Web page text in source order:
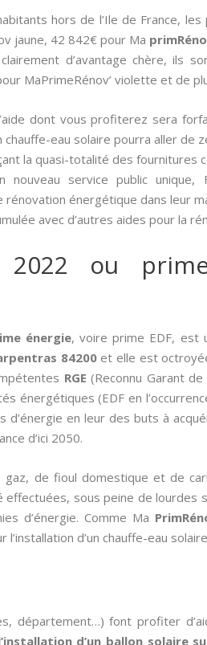
hors de l’Ile de France,
jaune, 42 842€ pour Ma
d’avantage chère, ils
MaPrimeRénov’ violette et de
dont vous profiterez sera
chauffe-eau solaire pourra aller
la quasi-totalité des fournitures
service public unique,
énergétique dans leur
avec d’autres aides pour la
2022 ou
énergie, voire prime EDF, est
84200et elle est
RGE (Reconnu Garant de
énergétiques (EDF en
d’énergie en leur des buts à
d’ici 2050.
gaz, de fioul domestique et de
sous peine de lourdes
d’énergie. Comme Ma
d’un chauffe-eau
département…) font profiter
d’un ballon solaire